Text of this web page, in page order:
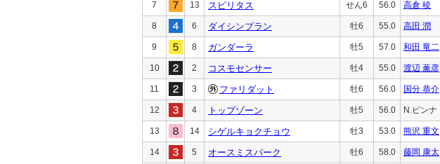
7 13 スピリタス せん6 56.0 高倉 稜
8 6 ダイシンプラン 牡6 55.0 高田 潤
9 8 ガンダーラ 牡5 57.0 和田 竜二
10 2 コスモセンサー 牡4 55.0 渡辺 薫彦
11 3 ファリダット 牡6 56.0 国分 恭介
12 4 トップゾーン 牡5 56.0 N.ピンナ
13 14 シゲルキョクチョウ 牡3 53.0 熊沢 重文
14 5 オースミスパーク 牡6 58.0 藤岡 康太